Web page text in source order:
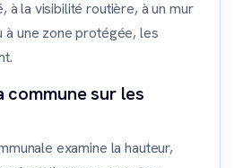
à la visibilité routière, à un mur
à une zone protégée, les
commune sur les
examine la hauteur,